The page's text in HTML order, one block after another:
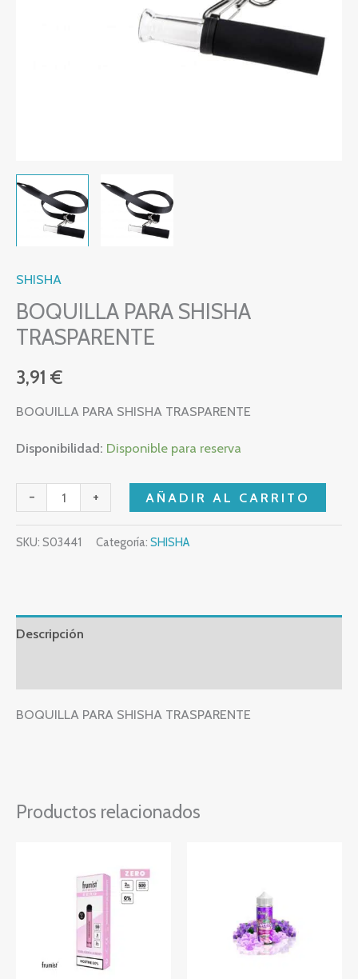
SHISHA
BOQUILLA PARA SHISHA
TRASPARENTE
3,91 €
BOQUILLA PARA SHISHA TRASPARENTE
Disponibilidad: Disponible para reserva
- + AÑADIR AL CARRITO
SKU: S03441 Categoría: SHISHA
Descripción
BOQUILLA PARA SHISHA TRASPARENTE
Productos relacionados